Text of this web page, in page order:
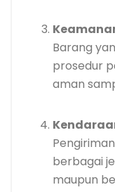
Barang
prosedur
aman
berbagai
maupun